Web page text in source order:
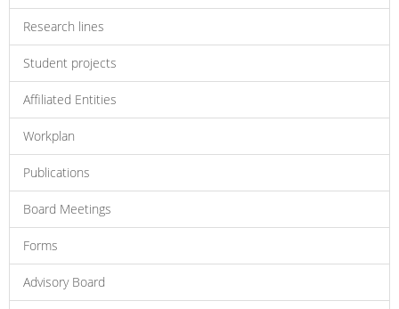
Research lines
Student projects
Affiliated Entities
Workplan
Publications
Board Meetings
Forms
Advisory Board